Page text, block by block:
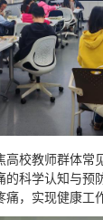
高校教师群体常
的科学认知与预
，实现健康工